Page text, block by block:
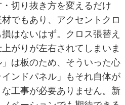
切り抜き方を変えるだけ
でもあり、アクセントクロ
はないはず。クロス張替え
がりが左右されてしまいま
は板のため、そういった心
ンドパネル」もそれ自体が
工事が必要ありません。新